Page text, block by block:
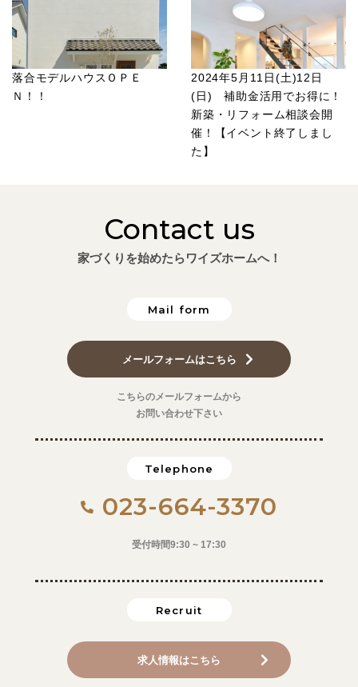
落合モデルハウスＯＰＥ
Ｎ！！
2024年5月11日(土)12日
(日) 補助金活用でお得に！
新築・リフォーム相談会開
催！【イベント終了しまし
た】
Contact us
家づくりを始めたらワイズホームへ！
Mail form
メールフォームはこちら
こちらのメールフォームから
お問い合わせ下さい
Telephone
023-664-3370
受付時間9:30 ~ 17:30
Recruit
求人情報はこちら